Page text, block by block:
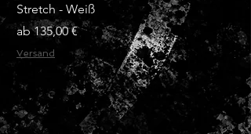
Stretch - Weiß
ab135,00 €
Sale-Preis
Versand
ab